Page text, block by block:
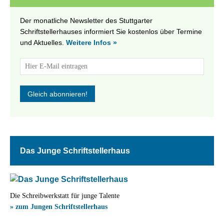
Der monatliche Newsletter des Stuttgarter
Schriftstellerhauses informiert Sie kostenlos über Termine
und Aktuelles. Weitere Infos »
Das Junge Schriftstellerhaus
Die Schreibwerkstatt für junge Talente
» zum Jungen Schriftstellerhaus